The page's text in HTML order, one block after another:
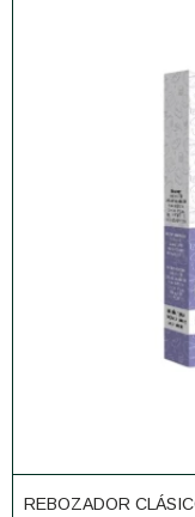
REBOZADOR